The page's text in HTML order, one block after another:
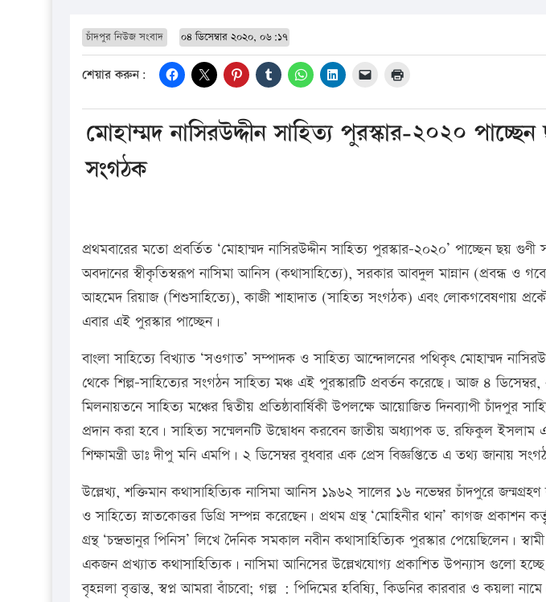
চাঁদপুর নিউজ সংবাদ ০৪ ডিসেম্বার ২০২০, ০৬:১৭
শেয়ার করুন:
মোহাম্মদ নাসিরউদ্দীন সাহিত্য পুরস্কার-২০২০
সংগঠক
প্রথমবারের মতো প্রবর্তিত ‘মোহাম্মদ নাসিরউদ্দীন সাহিত্য পুরস্কার-২০২০’ পাচ্ছেন ছয়
অবদানের স্বীকৃতিস্বরূপ নাসিমা আনিস (কথাসাহিত্যে), সরকার আবদুল মান্নান (প্রবন্ধ ও
আহমেদ রিয়াজ (শিশুসাহিত্যে), কাজী শাহাদাত (সাহিত্য সংগঠক) এবং লোকগবেষণায়
এবার এই পুরস্কার পাচ্ছেন।
বাংলা সাহিত্যে বিখ্যাত ‘সওগাত’ সম্পাদক ও সাহিত্য আন্দোলনের পথিকৃৎ মোহাম্মদ
থেকে শিল্প-সাহিত্যের সংগঠন সাহিত্য মঞ্চ এই পুরস্কারটি প্রবর্তন করেছে। আজ ৪
মিলনায়তনে সাহিত্য মঞ্চের দ্বিতীয় প্রতিষ্ঠাবার্ষিকী উপলক্ষে আয়োজিত দিনব্যাপী চাঁদপুর
প্রদান করা হবে। সাহিত্য সম্মেলনটি উদ্বোধন করবেন জাতীয় অধ্যাপক ড. রফিকুল ইসলাম
শিক্ষামন্ত্রী ডাঃ দীপু মনি এমপি। ২ ডিসেম্বর বুধবার এক প্রেস বিজ্ঞপ্তিতে এ তথ্য জানায়
উল্লেখ্য, শক্তিমান কথাসাহিত্যিক নাসিমা আনিস ১৯৬২ সালের ১৬ নভেম্বর চাঁদপুরে জন্মগ্রহণ
ও সাহিত্যে স্নাতকোত্তর ডিগ্রি সম্পন্ন করেছেন। প্রথম গ্রন্থ ‘মোহিনীর থান’ কাগজ প্রকাশন
গ্রন্থ ‘চন্দ্রভানুর পিনিস’ লিখে দৈনিক সমকাল নবীন কথাসাহিত্যিক পুরস্কার পেয়েছিলেন।
একজন প্রখ্যাত কথাসাহিত্যিক। নাসিমা আনিসের উল্লেখযোগ্য প্রকাশিত উপন্যাস গুলো
বৃহন্নলা বৃত্তান্ত, স্বপ্ন আমরা বাঁচবো; গল্প : পিদিমের হবিষ্যি, কিডনির কারবার ও কয়লা